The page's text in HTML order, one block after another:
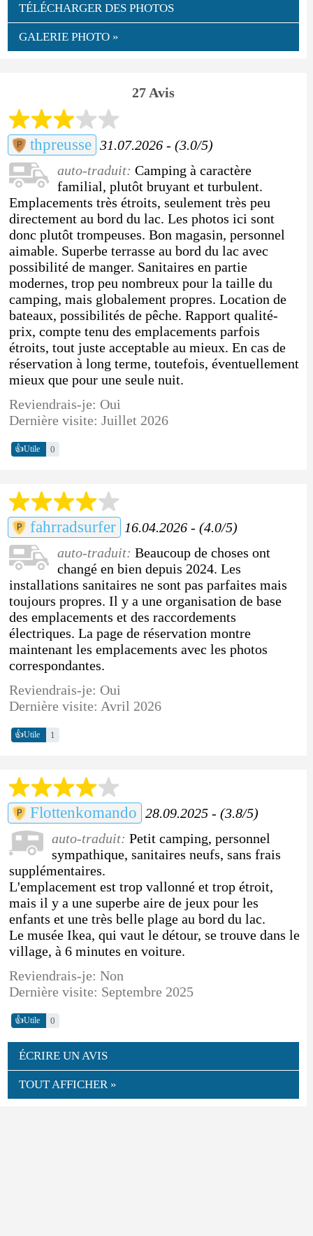
TÉLÉCHARGER DES PHOTOS
GALERIE PHOTO »
27 Avis
thpreusse 31.07.2026 - (3.0/5)
auto-traduit: Camping à caractère
familial, plutôt bruyant et turbulent.
Emplacements très étroits, seulement très peu
directement au bord du lac. Les photos ici sont
donc plutôt trompeuses. Bon magasin, personnel
aimable. Superbe terrasse au bord du lac avec
possibilité de manger. Sanitaires en partie
modernes, trop peu nombreux pour la taille du
camping, mais globalement propres. Location de
bateaux, possibilités de pêche. Rapport qualité-
prix, compte tenu des emplacements parfois
étroits, tout juste acceptable au mieux. En cas de
réservation à long terme, toutefois, éventuellement
mieux que pour une seule nuit.
Reviendrais-je: Oui
Dernière visite: Juillet 2026
👍Utile 0
fahrradsurfer
16.04.2026 - (4.0/5)
auto-traduit: Beaucoup de choses ont
changé en bien depuis 2024. Les
installations sanitaires ne sont pas parfaites mais
toujours propres. Il y a une organisation de base
des emplacements et des raccordements
électriques. La page de réservation montre
maintenant les emplacements avec les photos
correspondantes.
Reviendrais-je: Oui
Dernière visite: Avril 2026
👍Utile 1
Flottenkomando 28.09.2025 - (3.8/5)
auto-traduit: Petit camping, personnel
sympathique, sanitaires neufs, sans frais
supplémentaires.
L'emplacement est trop vallonné et trop étroit,
mais il y a une superbe aire de jeux pour les
enfants et une très belle plage au bord du lac.
Le musée Ikea, qui vaut le détour, se trouve dans le
village, à 6 minutes en voiture.
Reviendrais-je: Non
Dernière visite: Septembre 2025
👍Utile 0
ÉCRIRE UN AVIS
TOUT AFFICHER »